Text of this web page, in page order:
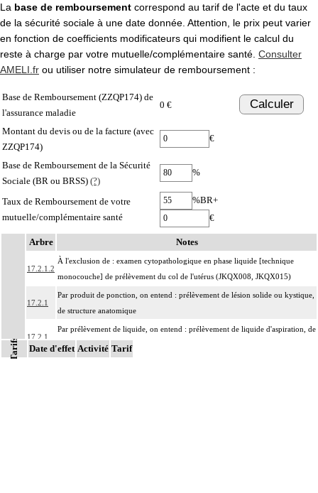
La base de remboursement correspond au tarif de l'acte et du taux
de la sécurité sociale à une date donnée. Attention, le prix peut varier
en fonction de coefficients modificateurs qui modifient le calcul du
reste à charge par votre mutuelle/complémentaire santé. Consulter
AMELI.fr ou utiliser notre simulateur de remboursement :
Base de Remboursement (ZZQP174) de
l'assurance maladie
0 € Calculer
Montant du devis ou de la facture (avec
ZZQP174)
€
Base de Remboursement de la Sécurité
Sociale (BR ou BRSS) (?)
%
Taux de Remboursement de votre
mutuelle/complémentaire santé
%BR+
€
Arbre Notes
17.2.1.2
À l'exclusion de : examen cytopathologique en phase liquide [technique
monocouche] de prélèvement du col de l'utérus (JKQX008, JKQX015)
17.2.1
Par produit de ponction, on entend : prélèvement de lésion solide ou kystique,
de structure anatomique
17.2.1
Par prélèvement de liquide, on entend : prélèvement de liquide d'aspiration, de
ponction, d'émission ou de lavage, de structure anatomique
Tarifs Date d'effet Activité Tarif